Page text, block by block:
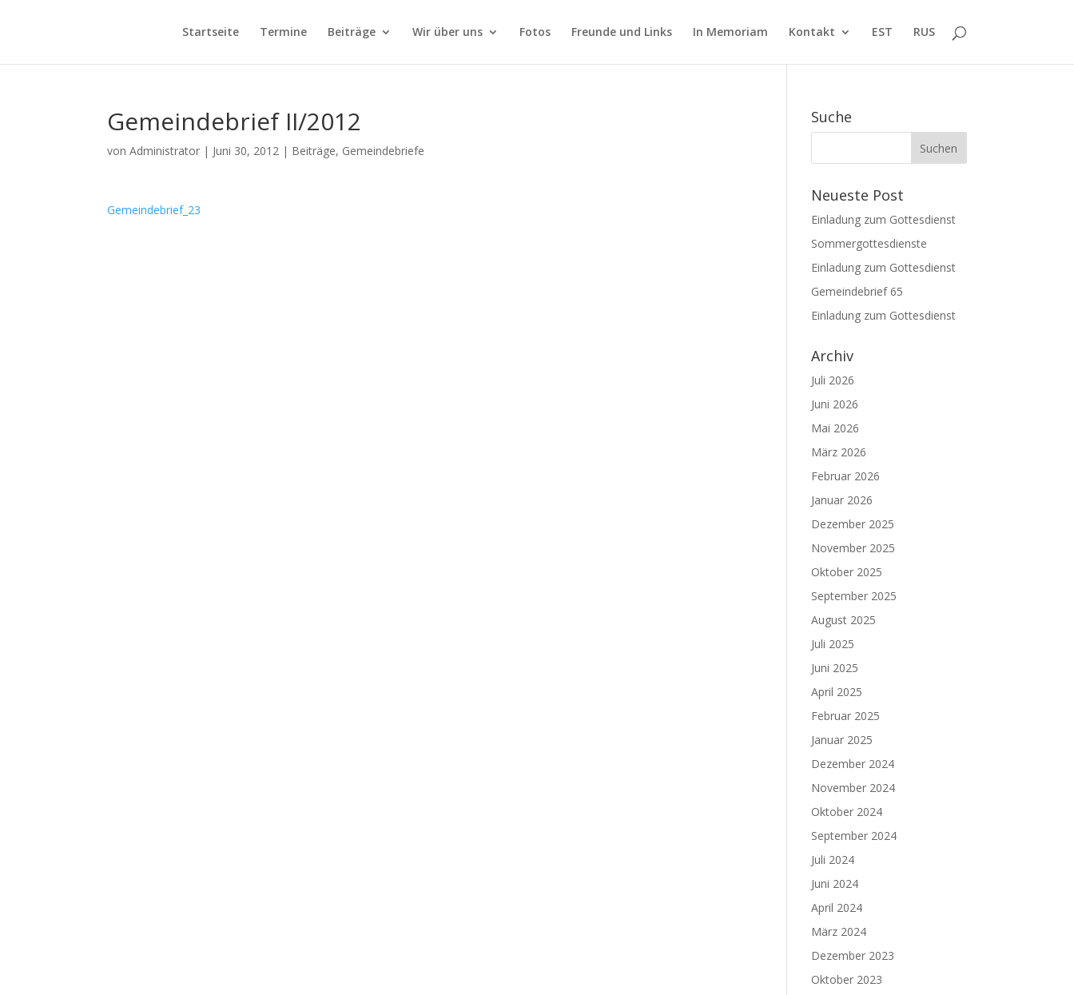
Startseite Termine Beiträge Wir über uns Fotos Freunde und Links In Memoriam Kontakt EST RUS
Gemeindebrief II/2012
vonAdministrator | Juni 30, 2012 | Beiträge, Gemeindebriefe
Gemeindebrief_23
Suche
Neueste Post
Einladung zum Gottesdienst
Sommergottesdienste
Einladung zum Gottesdienst
Gemeindebrief 65
Einladung zum Gottesdienst
Archiv
Juli 2026
Juni 2026
Mai 2026
März 2026
Februar 2026
Januar 2026
Dezember 2025
November 2025
Oktober 2025
September 2025
August 2025
Juli 2025
Juni 2025
April 2025
Februar 2025
Januar 2025
Dezember 2024
November 2024
Oktober 2024
September 2024
Juli 2024
Juni 2024
April 2024
März 2024
Dezember 2023
Oktober 2023